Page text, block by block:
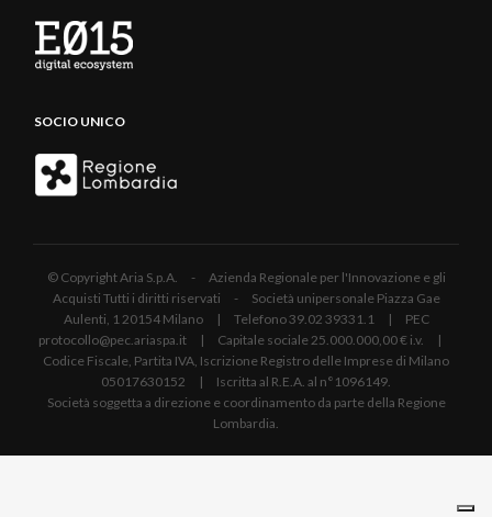
SOCIO UNICO
© Copyright Aria S.p.A. - Azienda Regionale per l'Innovazione e gli
Acquisti Tutti i diritti riservati - Società unipersonale Piazza Gae
Aulenti, 1 20154 Milano | Telefono 39.02 39331.1 | PEC
protocollo@pec.ariaspa.it | Capitale sociale 25.000.000,00 € i.v. |
Codice Fiscale, Partita IVA, Iscrizione Registro delle Imprese di Milano
05017630152 | Iscritta al R.E.A. al n°1096149.
Società soggetta a direzione e coordinamento da parte della Regione
Lombardia.